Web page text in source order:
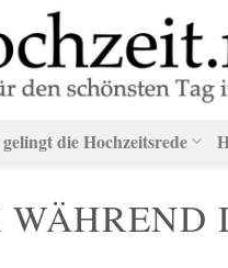
die Hochzeitsrede